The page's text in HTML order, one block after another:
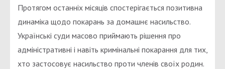
Протягом останніх місяців спостерігається позитивна
динаміка щодо покарань за домашнє насильство.
Українські суди масово приймають рішення про
адміністративні і навіть кримінальні покарання для тих,
хто застосовує насильство проти членів своїх родин.